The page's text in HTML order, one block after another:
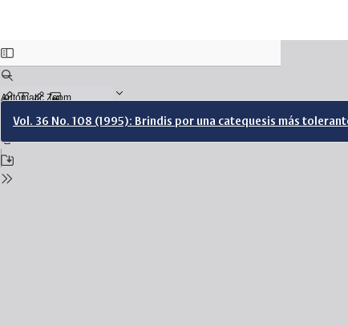
Issue
Details
Vol. 36 No. 108 (1995): Brindis por una catequesis más